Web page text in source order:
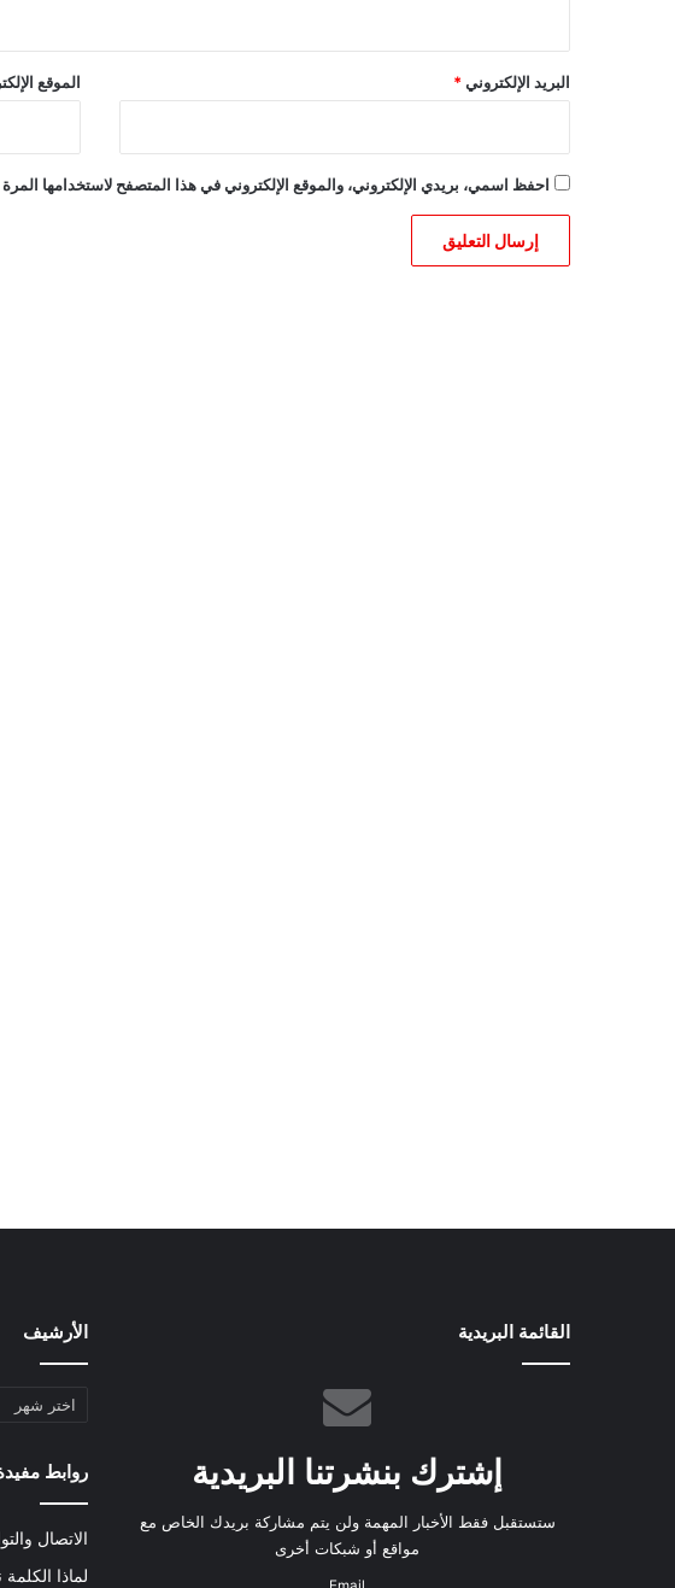
البريد الإلكتروني * الموقع
احفظ اسمي، بريدي الإلكتروني، والموقع الإلكتروني في هذا المتصفح لاستخدامها
القائمة البريدية
إشترك بنشرتنا البريدية
ستستقبل فقط الأخبار المهمة ولن يتم مشاركة بريدك الخاص مع
مواقع أو شبكات أخرى
الأرشيف
الأرشيف
روابط
الاتصال
لماذا الكلمة